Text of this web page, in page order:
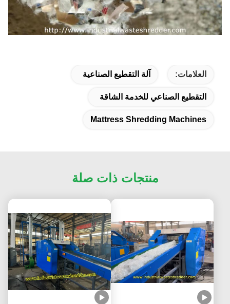
العلامات: آلة التقطيع الصناعية
التقطيع الصناعي للخدمة الشاقة
Mattress Shredding Machines
منتجات ذات صلة